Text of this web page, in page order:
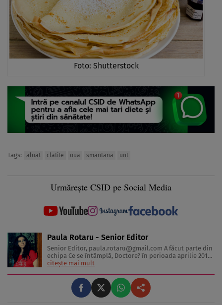
Foto: Shutterstock
Tags: aluat clatite oua smantana unt
Urmărește CSID pe Social Media
Paula Rotaru - Senior Editor
Senior Editor, paula.rotaru@gmail.com
echipa Ce se întâmplă, Doctore? în perioada aprilie 2013-
decembrie 2023. Articolele sale cuprind informații despre
și sănătatea emoțională. Colaborări: Viața ...
citește mai mult